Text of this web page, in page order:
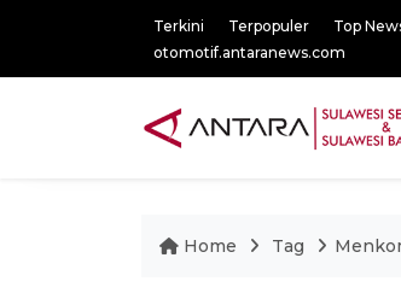
Terkini Terpopuler Top
otomotif.antaranews.com
Home Tag